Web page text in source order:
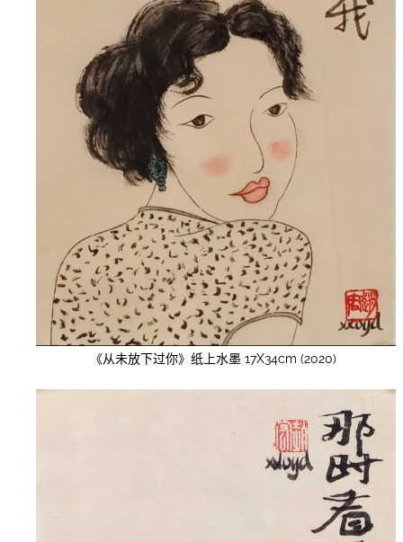
《从未放下过你》纸上水墨 17X34cm (2020)